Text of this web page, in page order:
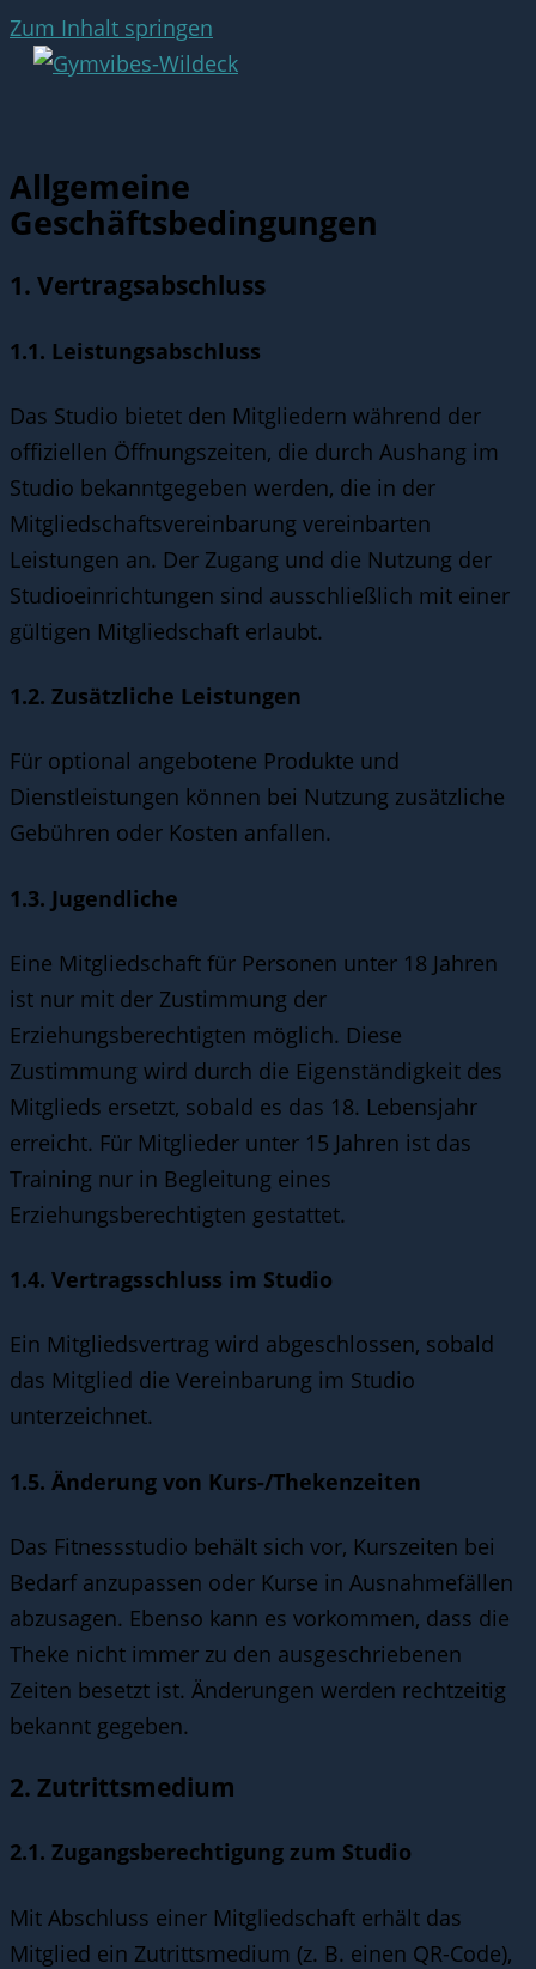
Zum Inhalt springen
Allgemeine
Geschäftsbedingungen
1. Vertragsabschluss
1.1. Leistungsabschluss
Das Studio bietet den Mitgliedern während der
offiziellen Öffnungszeiten, die durch Aushang im
Studio bekanntgegeben werden, die in der
Mitgliedschaftsvereinbarung vereinbarten
Leistungen an. Der Zugang und die Nutzung der
Studioeinrichtungen sind ausschließlich mit einer
gültigen Mitgliedschaft erlaubt.
1.2. Zusätzliche Leistungen
Für optional angebotene Produkte und
Dienstleistungen können bei Nutzung zusätzliche
Gebühren oder Kosten anfallen.
1.3. Jugendliche
Eine Mitgliedschaft für Personen unter 18 Jahren
ist nur mit der Zustimmung der
Erziehungsberechtigten möglich. Diese
Zustimmung wird durch die Eigenständigkeit des
Mitglieds ersetzt, sobald es das 18. Lebensjahr
erreicht. Für Mitglieder unter 15 Jahren ist das
Training nur in Begleitung eines
Erziehungsberechtigten gestattet.
1.4. Vertragsschluss im Studio
Ein Mitgliedsvertrag wird abgeschlossen, sobald
das Mitglied die Vereinbarung im Studio
unterzeichnet.
1.5. Änderung von Kurs-/Thekenzeiten
Das Fitnessstudio behält sich vor, Kurszeiten bei
Bedarf anzupassen oder Kurse in Ausnahmefällen
abzusagen. Ebenso kann es vorkommen, dass die
Theke nicht immer zu den ausgeschriebenen
Zeiten besetzt ist. Änderungen werden rechtzeitig
bekannt gegeben.
2. Zutrittsmedium
2.1. Zugangsberechtigung zum Studio
Mit Abschluss einer Mitgliedschaft erhält das
Mitglied ein Zutrittsmedium (z. B. einen QR-Code),